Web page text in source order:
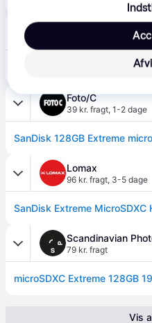
Droner.dk
1-2 dage
Foto/C
39 kr. fragt, 1-2 dage
SanDisk 128GB Extreme
Lomax
96 kr. fragt, 3-5 dage
Scandinavian
79 kr. fragt
Vis